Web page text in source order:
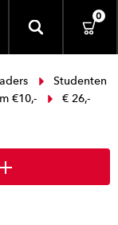
0
Studenten
€10,-
€ 26,-